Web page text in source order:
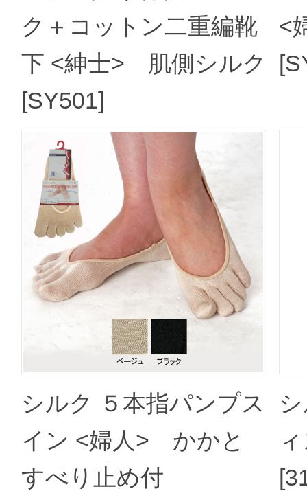
ク＋コットン二重編靴
下 <紳士> 肌側シルク
[SY501]
<
シルク ５本指パンプス
イン <婦人> かかと
すべり止め付